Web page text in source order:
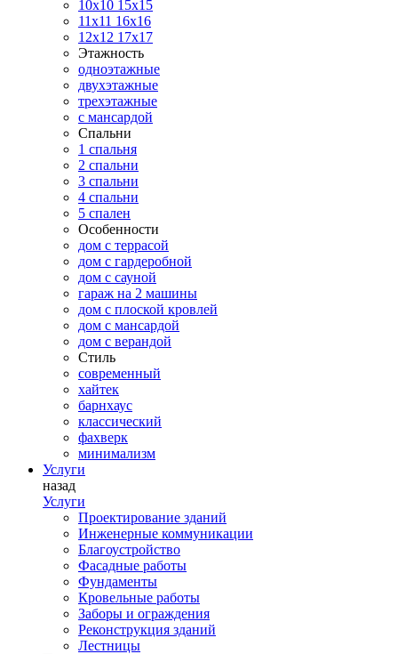
10х10 15х15
11x11 16х16
12х12 17х17
Этажность
одноэтажные
двухэтажные
трехэтажные
с мансардой
Спальни
1 спальня
2 спальни
3 спальни
4 спальни
5 спален
Особенности
дом с террасой
дом с гардеробной
дом с сауной
гараж на 2 машины
дом с плоской кровлей
дом с мансардой
дом с верандой
Стиль
современный
хайтек
барнхаус
классический
фахверк
минимализм
Услуги
назад
Услуги
Проектирование зданий
Инженерные коммуникации
Благоустройство
Фасадные работы
Фундаменты
Кровельные работы
Заборы и ограждения
Реконструкция зданий
Лестницы